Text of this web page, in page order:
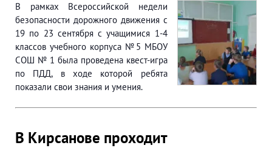
В рамках Всероссийской недели
безопасности дорожного движения с
19 по 23 сентября с учащимися 1-4
классов учебного корпуса №5 МБОУ
СОШ № 1 была проведена квест-игра
по ПДД, в ходе которой ребята
показали свои знания и умения.
В Кирсанове проходит